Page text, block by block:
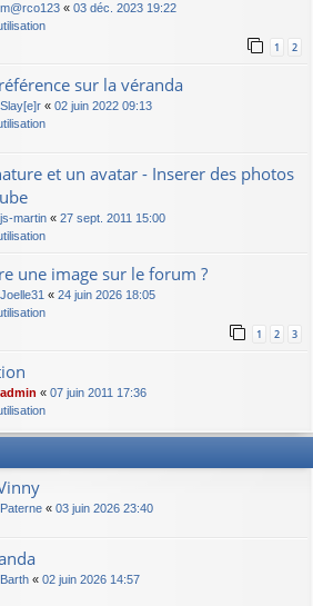
m@rco123 « 03 déc. 2023 19:22
1 2
sur la véranda
Slay[e]r « 02 juin 2022 09:13
et un avatar - Inserer des photos
js-martin « 27 sept. 2011 15:00
une image sur le forum ?
Joelle31 « 24 juin 2026 18:05
1 2 3
admin « 07 juin 2011 17:36
Paterne « 03 juin 2026 23:40
Barth « 02 juin 2026 14:57